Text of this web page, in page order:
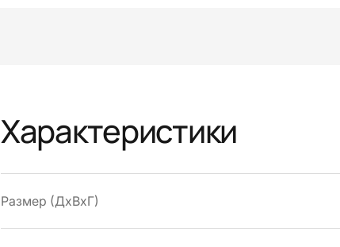
Характеристики
Размер (ДхВхГ)